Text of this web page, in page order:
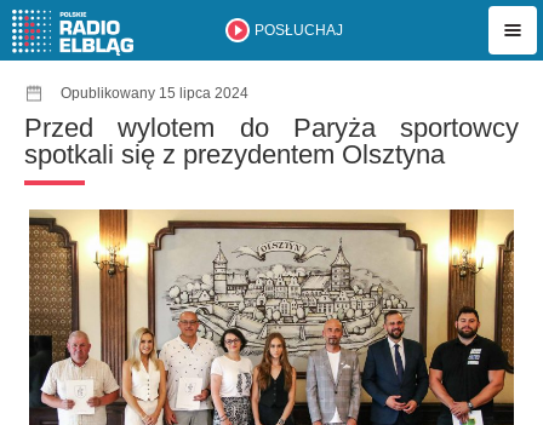
POSŁUCHAJ
Opublikowany 15 lipca 2024
Przed wylotem do Paryża sportowcy
spotkali się z prezydentem Olsztyna